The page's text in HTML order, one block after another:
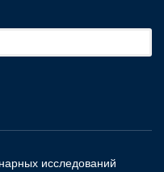
исследований